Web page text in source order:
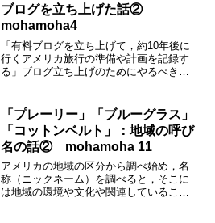
ブログを立ち上げた話②
mohamoha4
「有料ブログを立ち上げて，約10年後に
行くアメリカ旅行の準備や計画を記録す
る」ブログ立ち上げのためにやるべきこ
行うは難し。四苦八苦している様をどう
ぞ。
「プレーリー」「ブルーグラス」
「コットンベルト」：地域の呼び
名の話② mohamoha 11
アメリカの地域の区分から調べ始め，名
称（ニックネーム）を調べると，そこに
は地域の環境や文化や関連していること